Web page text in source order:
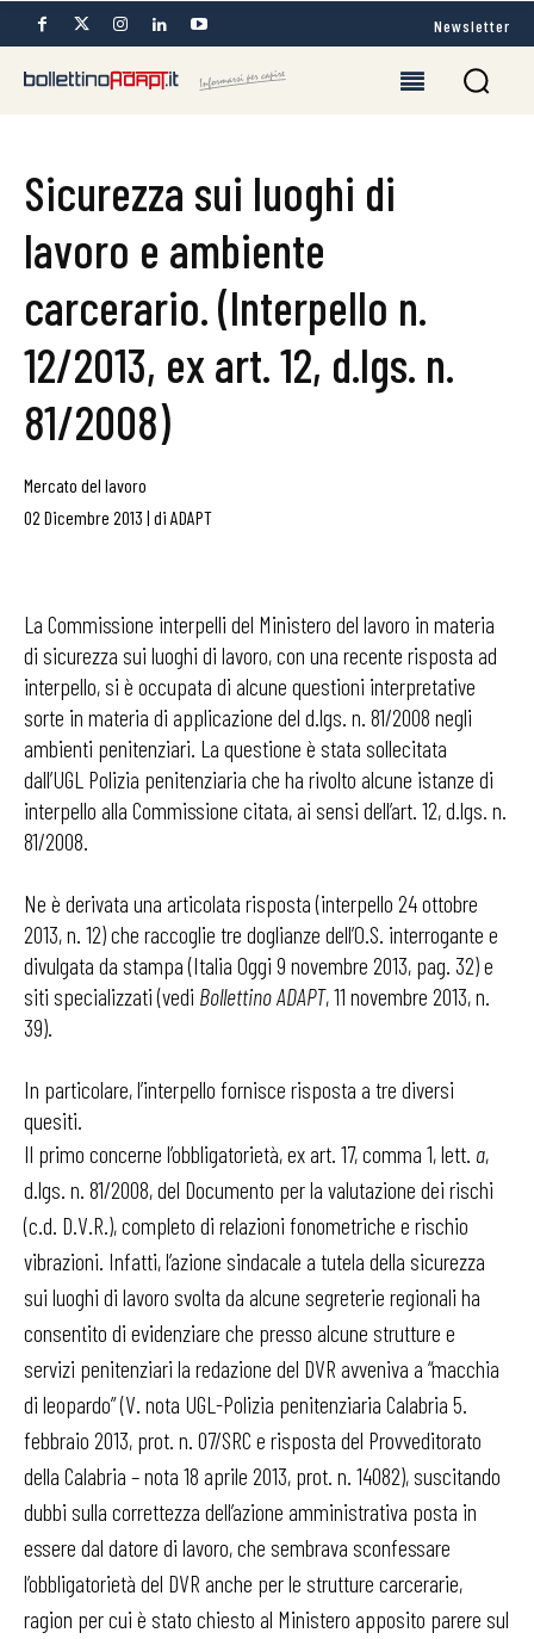
Newsletter
Sicurezza sui luoghi di
lavoro e ambiente
carcerario. (Interpello n.
12/2013, ex art. 12, d.lgs. n.
81/2008)
Mercato del lavoro
02 Dicembre 2013 | di ADAPT
La Commissione interpelli del Ministero del lavoro in materia
di sicurezza sui luoghi di lavoro, con una recente risposta ad
interpello, si è occupata di alcune questioni interpretative
sorte in materia di applicazione del d.lgs. n. 81/2008 negli
ambienti penitenziari. La questione è stata sollecitata
dall’UGL Polizia penitenziaria che ha rivolto alcune istanze di
interpello alla Commissione citata, ai sensi dell’art. 12, d.lgs. n.
81/2008.
Ne è derivata una articolata risposta (interpello 24 ottobre
2013, n. 12) che raccoglie tre doglianze dell’O.S. interrogante e
divulgata da stampa (Italia Oggi 9 novembre 2013, pag. 32) e
siti specializzati (vedi Bollettino ADAPT, 11 novembre 2013, n.
39).
In particolare, l’interpello fornisce risposta a tre diversi
quesiti.
Il primo concerne l’obbligatorietà, ex art. 17, comma 1, lett. a,
d.lgs. n. 81/2008, del Documento per la valutazione dei rischi
(c.d. D.V.R.), completo di relazioni fonometriche e rischio
vibrazioni. Infatti, l’azione sindacale a tutela della sicurezza
sui luoghi di lavoro svolta da alcune segreterie regionali ha
consentito di evidenziare che presso alcune strutture e
servizi penitenziari la redazione del DVR avveniva a “macchia
di leopardo” (V. nota UGL-Polizia penitenziaria Calabria 5.
febbraio 2013, prot. n. 07/SRC e risposta del Provveditorato
della Calabria – nota 18 aprile 2013, prot. n. 14082), suscitando
dubbi sulla correttezza dell’azione amministrativa posta in
essere dal datore di lavoro, che sembrava sconfessare
l’obbligatorietà del DVR anche per le strutture carcerarie,
ragion per cui è stato chiesto al Ministero apposito parere sul